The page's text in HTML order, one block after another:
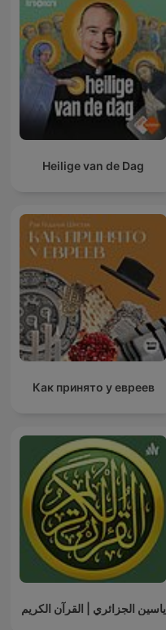
Heilige van de Dag
Как принято у евреев
ياسين الجزائري | القرآن الكريم